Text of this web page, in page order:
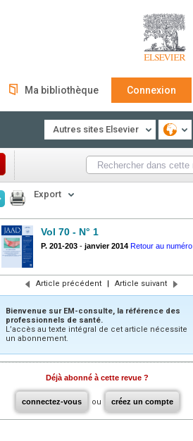
Ma bibliothèque Connexion
Autres sites Elsevier
Export
Vol 70 - N° 1
P. 201-203 - janvier 2014 Retour au numéro
Article précédent | Article suivant
Bienvenue sur EM-consulte, la référence des
professionnels de santé.
L’accès au texte intégral de cet article nécessite
un abonnement.
Déjà abonné à cette revue ?
connectez-vous ou créez un compte